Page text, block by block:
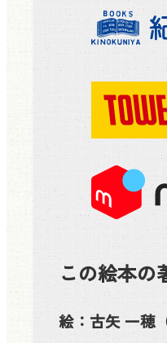
この絵本の
絵： 古矢 一穂